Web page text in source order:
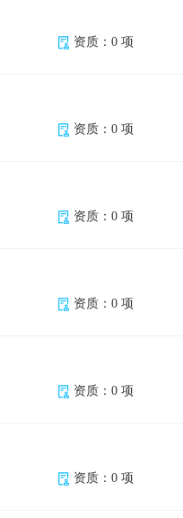
资质：0 项
资质：0 项
资质：0 项
资质：0 项
资质：0 项
资质：0 项